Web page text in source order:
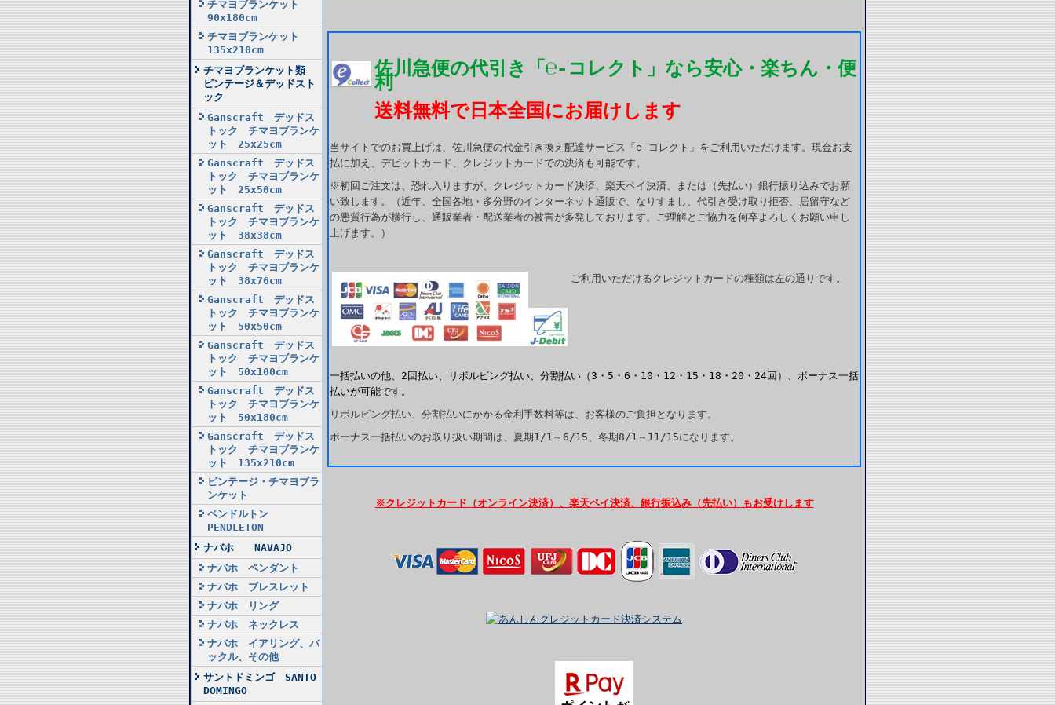
チマヨブランケット
90x180cm
チマヨブランケット
135x210cm
チマヨブランケット類
ビンテージ＆デッドスト
ック
Ganscraft デッドス
トック チマヨブランケ
ット 25x25cm
Ganscraft デッドス
トック チマヨブランケ
ット 25x50cm
Ganscraft デッドス
トック チマヨブランケ
ット 38x38cm
Ganscraft デッドス
トック チマヨブランケ
ット 38x76cm
Ganscraft デッドス
トック チマヨブランケ
ット 50x50cm
Ganscraft デッドス
トック チマヨブランケ
ット 50x100cm
Ganscraft デッドス
トック チマヨブランケ
ット 50x180cm
Ganscraft デッドス
トック チマヨブランケ
ット 135x210cm
ビンテージ・チマヨブラ
ンケット
ペンドルトン
PENDLETON
ナバホ NAVAJO
ナバホ ペンダント
ナバホ ブレスレット
ナバホ リング
ナバホ ネックレス
ナバホ イアリング、バ
ックル、その他
サントドミンゴ SANTO
DOMINGO
佐川急便の代引き「℮-コレクト」なら安心・楽ちん・便
利
送料無料で日本全国にお届けします
当サイトでのお買上げは、佐川急便の代金引き換え配達サービス「e-コレクト」をご利用いただけます。現金お支
払に加え、デビットカード、クレジットカードでの決済も可能です。
※初回ご注文は、恐れ入りますが、クレジットカード決済、楽天ペイ決済、または（先払い）銀行振り込みでお願
い致します。（近年、全国各地・多分野のインターネット通販で、なりすまし、代引き受け取り拒否、居留守など
の悪質行為が横行し、通販業者・配送業者の被害が多発しております。ご理解とご協力を何卒よろしくお願い申し
上げます。）
ご利用いただけるクレジットカードの種類は左の通りです。
一括払いの他、2回払い、リボルビング払い、分割払い（3・5・6・10・12・15・18・20・24回）、ボーナス一括
払いが可能です。
リボルビング払い、分割払いにかかる金利手数料等は、お客様のご負担となります。
ボーナス一括払いのお取り扱い期間は、夏期1/1～6/15、冬期8/1～11/15になります。
※クレジットカード（オンライン決済）、楽天ペイ決済、銀行振込み（先払い）もお受けします